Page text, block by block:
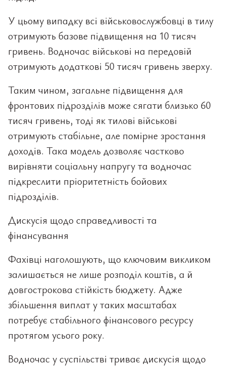
У цьому випадку всі військовослужбовці в тилу
отримують базове підвищення на 10 тисяч
гривень. Водночас військові на передовій
отримують додаткові 50 тисяч гривень зверху.
Таким чином, загальне підвищення для
фронтових підрозділів може сягати близько 60
тисяч гривень, тоді як тилові військові
отримують стабільне, але помірне зростання
доходів. Така модель дозволяє частково
вирівняти соціальну напругу та водночас
підкреслити пріоритетність бойових
підрозділів.
Дискусія щодо справедливості та
фінансування
Фахівці наголошують, що ключовим викликом
залишається не лише розподіл коштів, а й
довгострокова стійкість бюджету. Адже
збільшення виплат у таких масштабах
потребує стабільного фінансового ресурсу
протягом усього року.
Водночас у суспільстві триває дискусія щодо